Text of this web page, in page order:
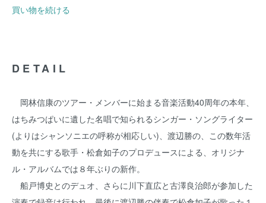
買い物を続ける
DETAIL
岡林信康のツアー・メンバーに始まる音楽活動40周年の本年、
はちみつぱいに遺した名唱で知られるシンガー・ソングライター
(よりはシャンソニエの呼称が相応しい)、渡辺勝の、この数年活
動を共にする歌手・松倉如子のプロデュースによる、オリジナ
ル・アルバムでは８年ぶりの新作。
船戸博史とのデュオ、さらに川下直広と古澤良治郎が参加した